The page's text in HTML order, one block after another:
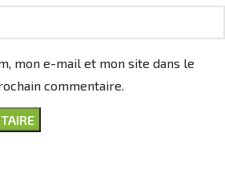
mon e-mail et mon site dans le
commentaire.